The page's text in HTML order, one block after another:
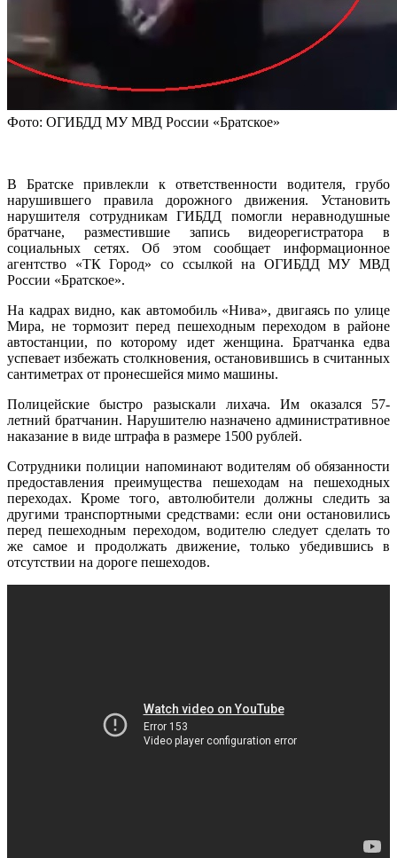
Фото: ОГИБДД МУ МВД России «Братское»
В Братске привлекли к ответственности водителя, грубо
нарушившего правила дорожного движения. Установить
нарушителя сотрудникам ГИБДД помогли неравнодушные
братчане, разместившие запись видеорегистратора в
социальных сетях. Об этом сообщает информационное
агентство «ТК Город» со ссылкой на ОГИБДД МУ МВД
России «Братское».
На кадрах видно, как автомобиль «Нива», двигаясь по улице
Мира, не тормозит перед пешеходным переходом в районе
автостанции, по которому идет женщина. Братчанка едва
успевает избежать столкновения, остановившись в считанных
сантиметрах от пронесшейся мимо машины.
Полицейские быстро разыскали лихача. Им оказался 57-
летний братчанин. Нарушителю назначено административное
наказание в виде штрафа в размере 1500 рублей.
Сотрудники полиции напоминают водителям об обязанности
предоставления преимущества пешеходам на пешеходных
переходах. Кроме того, автолюбители должны следить за
другими транспортными средствами: если они остановились
перед пешеходным переходом, водителю следует сделать то
же самое и продолжать движение, только убедившись в
отсутствии на дороге пешеходов.